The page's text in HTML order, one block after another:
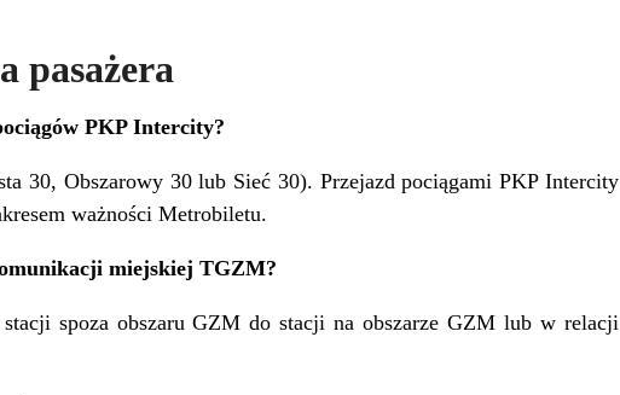
pasażera
PKP Intercity?
30, Obszarowy 30 lub Sieć 30). Przejazd pociągami PKP Intercity
ważności Metrobiletu.
miejskiej TGZM?
spoza obszaru GZM do stacji na obszarze GZM lub w relacji